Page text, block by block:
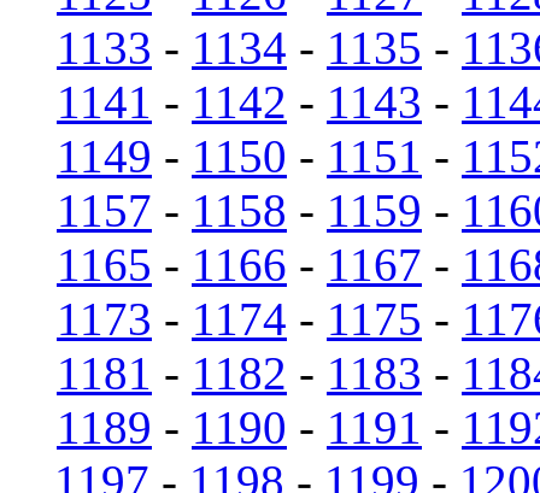
1133 - 1134 - 1135 -
1141 - 1142 - 1143 -
1149 - 1150 - 1151 -
1157 - 1158 - 1159 -
1165 - 1166 - 1167 -
1173 - 1174 - 1175 -
1181 - 1182 - 1183 -
1189 - 1190 - 1191 -
1197 - 1198 - 1199 -